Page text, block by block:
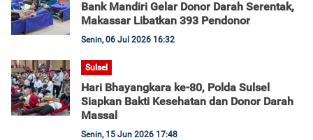
Bank Mandiri Gelar Donor Darah Serentak,
Makassar Libatkan 393 Pendonor
Senin, 06 Jul 2026 16:32
Sulsel
Hari Bhayangkara ke-80, Polda Sulsel
Siapkan Bakti Kesehatan dan Donor Darah
Massal
Senin, 15 Jun 2026 17:48